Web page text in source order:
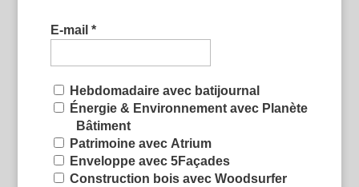
E-mail *
Hebdomadaire avec batijournal
Énergie & Environnement avec Planète
Bâtiment
Patrimoine avec Atrium
Enveloppe avec 5Façades
Construction bois avec Woodsurfer